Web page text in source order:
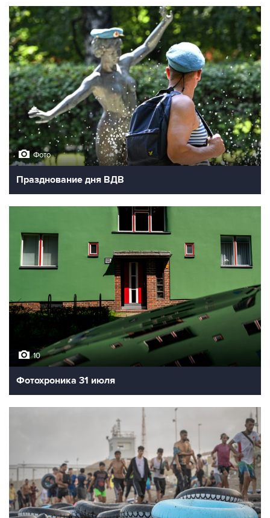
Фото
Празднование дня ВДВ
10
Фотохроника 31 июля